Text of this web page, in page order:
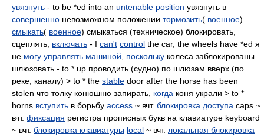
увязнуть - to be *ed into an untenable position увязнуть в
совершенно невозможном положении тормозить( военное)
смыкать( военное) смыкаться (техническое) блокировать,
сцеплять, включать - I can't control the car, the wheels have *ed я
не могу управлять машиной поскольку колеса заблокированы
шлюзовать - to * up проводить (судно) по шлюзам вверх (по
реке, каналу) > to * the stable door after the horse has been
stolen что толку конюшню запирать, когда коня украли > to *
horns вступить в борьбу access ~ вчт. блокировка доступа caps ~
вчт. фиксация регистра прописных букв на клавиатуре keyboard
~ вчт. блокировка клавиатуры local ~ вчт. локальная блокировка